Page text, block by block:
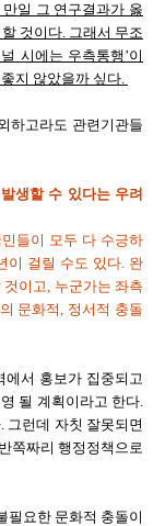
일 그 연구결과가 옳
것이다. 그래서 무조
시에는 우측통행’이
지 않았을까 싶다.
하고라도 관련기관들
생할 수 있다는 우려
들이 모두 다 수긍하
이 걸릴 수도 있다. 완
이고, 누군가는 좌측
문화적, 정서적 충돌
에서 홍보가 집중되고
될 계획이라고 한다.
그런데 자칫 잘못되면
쪽짜리 행정정책으로
필요한 문화적 충돌이